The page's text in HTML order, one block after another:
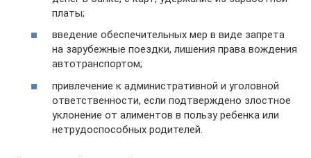
платы;
введение обеспечительных мер в виде запрета
на зарубежные поездки, лишения права вождения
автотранспортом;
привлечение к административной и уголовной
ответственности, если подтверждено злостное
уклонение от алиментов в пользу ребенка или
нетрудоспособных родителей.